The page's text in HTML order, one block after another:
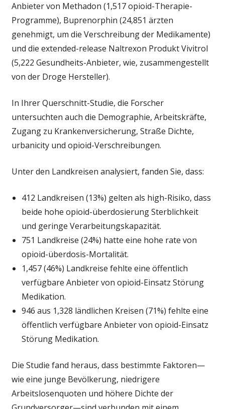
Anbieter von Methadon (1,517 opioid-Therapie-
Programme), Buprenorphin (24,851 ärzten
genehmigt, um die Verschreibung der Medikamente)
und die extended-release Naltrexon Produkt Vivitrol
(5,222 Gesundheits-Anbieter, wie, zusammengestellt
von der Droge Hersteller).
In Ihrer Querschnitt-Studie, die Forscher
untersuchten auch die Demographie, Arbeitskräfte,
Zugang zu Krankenversicherung, Straße Dichte,
urbanicity und opioid-Verschreibungen.
Unter den Landkreisen analysiert, fanden Sie, dass:
412 Landkreisen (13%) gelten als high-Risiko, dass
beide hohe opioid-überdosierung Sterblichkeit
und geringe Verarbeitungskapazität.
751 Landkreise (24%) hatte eine hohe rate von
opioid-überdosis-Mortalität.
1,457 (46%) Landkreise fehlte eine öffentlich
verfügbare Anbieter von opioid-Einsatz Störung
Medikation.
946 aus 1,328 ländlichen Kreisen (71%) fehlte eine
öffentlich verfügbare Anbieter von opioid-Einsatz
Störung Medikation.
Die Studie fand heraus, dass bestimmte Faktoren—
wie eine junge Bevölkerung, niedrigere
Arbeitslosenquoten und höhere Dichte der